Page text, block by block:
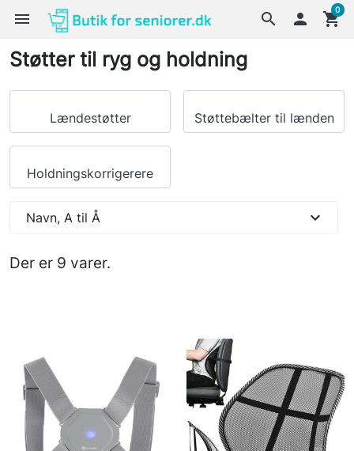
search
menu  shopping_cart
0
Støtter til ryg og holdning
Lændestøtter Støttebælter til lænden
Holdningskorrigerere
Der er 9 varer.
Navn, A til Å expand_more